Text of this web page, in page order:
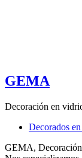
GEMA
Decoración en
Decorados
GEMA, Decoración